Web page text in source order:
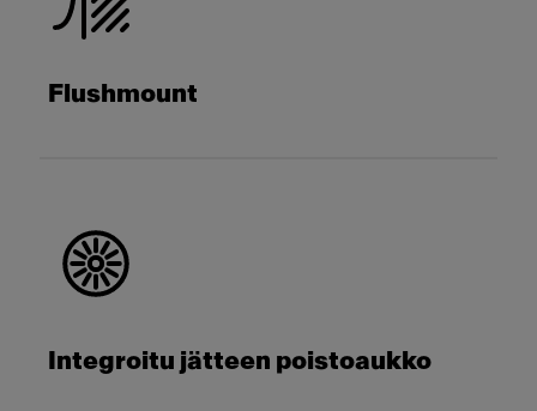
Flushmount
Integroitu jätteen poistoaukko